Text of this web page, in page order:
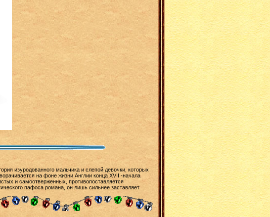
изуродованного мальчика и слепой девочки, которых
на фоне жизни Англии конца XVII -начала
и самоотверженных, противопоставляется
пафоса романа, он лишь сильнее заставляет